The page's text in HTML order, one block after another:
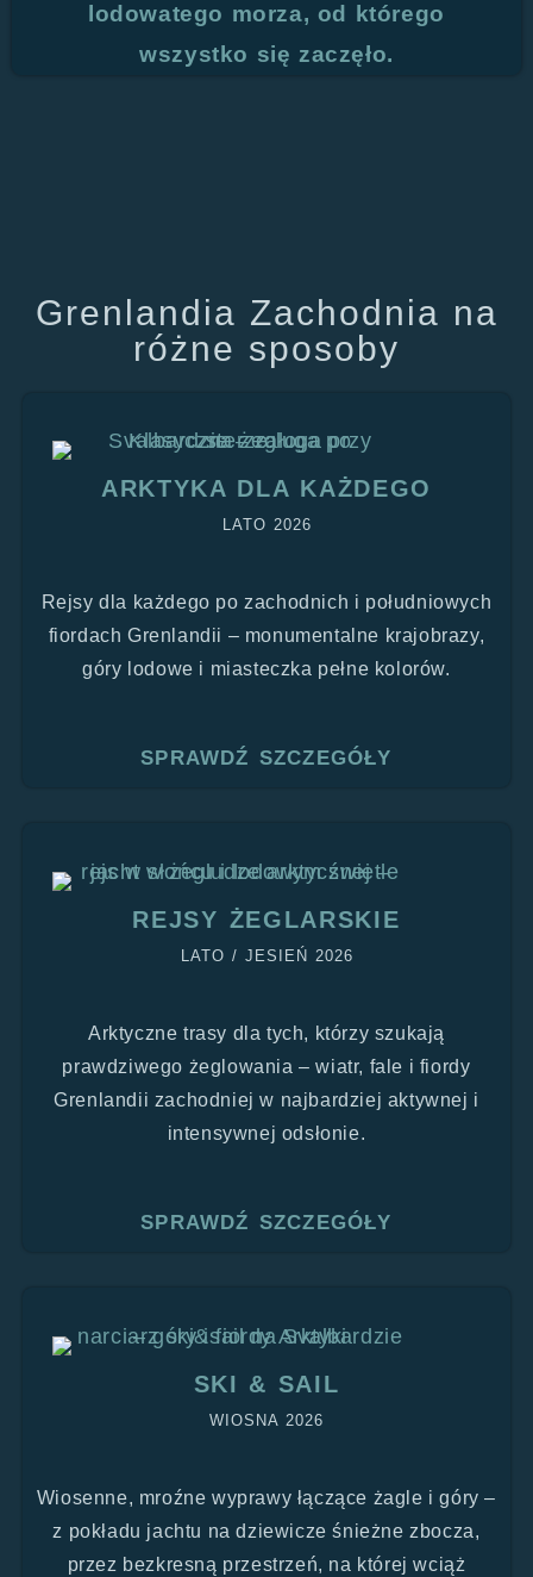
lodowatego morza, od którego
wszystko się zaczęło.
Grenlandia Zachodnia na
różne sposoby
ARKTYKA DLA KAŻDEGO
LATO 2026
Rejsy dla każdego po zachodnich i południowych
fiordach Grenlandii – monumentalne krajobrazy,
góry lodowe i miasteczka pełne kolorów.
SPRAWDŹ SZCZEGÓŁY
REJSY ŻEGLARSKIE
LATO / JESIEŃ 2026
Arktyczne trasy dla tych, którzy szukają
prawdziwego żeglowania – wiatr, fale i fiordy
Grenlandii zachodniej w najbardziej aktywnej i
intensywnej odsłonie.
SPRAWDŹ SZCZEGÓŁY
SKI & SAIL
WIOSNA 2026
Wiosenne, mroźne wyprawy łączące żagle i góry –
z pokładu jachtu na dziewicze śnieżne zbocza,
przez bezkresną przestrzeń, na której wciąż